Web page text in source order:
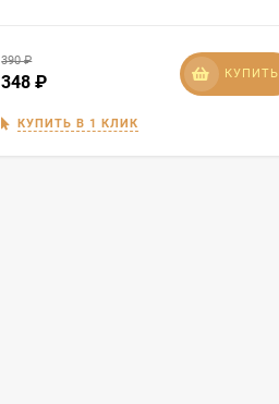
390₽
348₽ КУПИТЬ
КУПИТЬ В 1 КЛИК